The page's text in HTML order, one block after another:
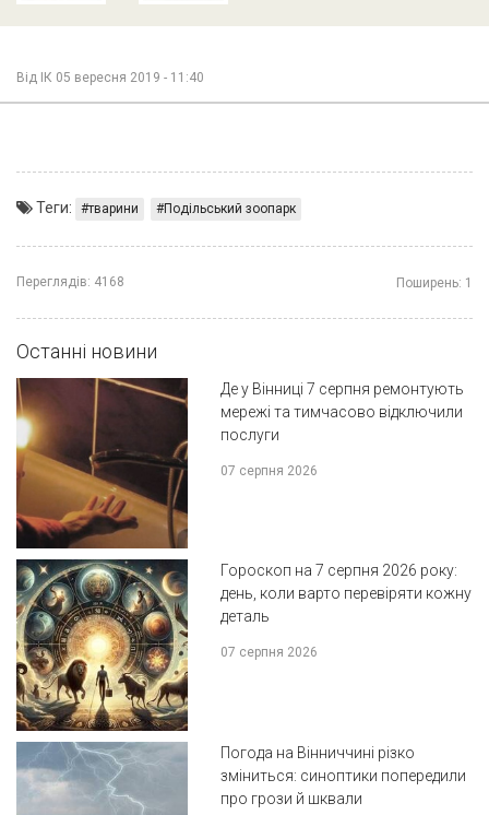
Від ІК 05 вересня 2019 - 11:40
Теги: тварини Подільський зоопарк
Переглядів: 4168 Поширень: 1
Останні новини
Де у Вінниці 7 серпня ремонтують
мережі та тимчасово відключили
послуги
07 серпня 2026
Гороскоп на 7 серпня 2026 року:
день, коли варто перевіряти кожну
деталь
07 серпня 2026
Погода на Вінниччині різко
зміниться: синоптики попередили
про грози й шквали